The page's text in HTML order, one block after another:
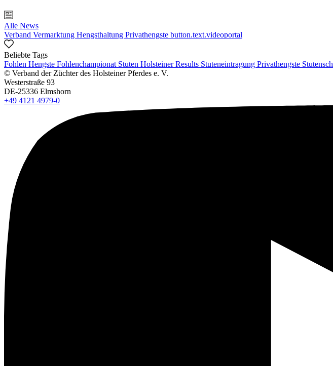
Alle News
Verband Vermarktung Hengsthaltung Privathengste button.text.videoportal
Beliebte Tags
Fohlen Hengste Fohlenchampionat Stuten Holsteiner Results Stuteneintragung Privathengste
© Verband der Züchter des Holsteiner Pferdes e. V.
Westerstraße 93
DE-25336 Elmshorn
+49 4121 4979-0